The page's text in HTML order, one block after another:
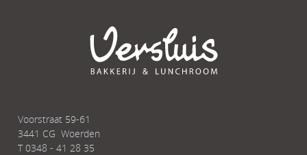
Voorstraat 59-61
3441 CG Woerden
T0348 - 41 28 35